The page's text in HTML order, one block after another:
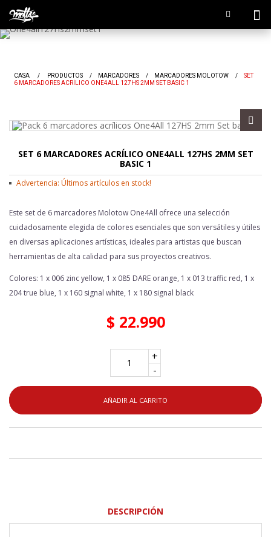
CASA / PRODUCTOS / MARCADORES / MARCADORES MOLOTOW /
SET
6 MARCADORES ACRÍLICO ONE4ALL 127HS 2MM SET BASIC 1
SET 6 MARCADORES ACRÍLICO ONE4ALL 127HS 2MM SET
BASIC 1
Advertencia: Últimos artículos en stock!
Este set de 6 marcadores Molotow One4All ofrece una selección
cuidadosamente elegida de colores esenciales que son versátiles y útiles
en diversas aplicaciones artísticas, ideales para artistas que buscan
herramientas de alta calidad para sus proyectos creativos.
Colores: 1 x 006 zinc yellow, 1 x 085 DARE orange, 1 x 013 traffic red, 1 x
204 true blue, 1 x 160 signal white, 1 x 180 signal black
$ 22.990
+
-
AÑADIR AL CARRITO
DESCRIPCIÓN